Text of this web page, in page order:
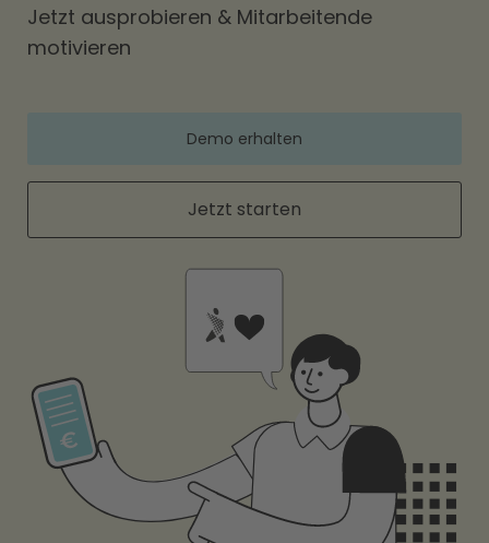
Jetzt ausprobieren & Mitarbeitende
motivieren
Demo erhalten
Jetzt starten